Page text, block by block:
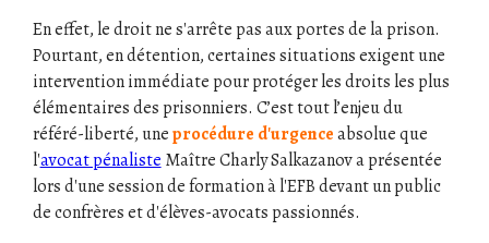
En effet, le droit ne s'arrête pas aux portes de la prison.
Pourtant, en détention, certaines situations exigent une
intervention immédiate pour protéger les droits les plus
élémentaires des prisonniers. C’est tout l’enjeu du
référé-liberté, uneprocédure d'urgenceabsolue que
l'avocat pénaliste Maître Charly Salkazanov a présentée
lors d'une session de formation à l'EFB devant un public
de confrères et d'élèves-avocats passionnés.